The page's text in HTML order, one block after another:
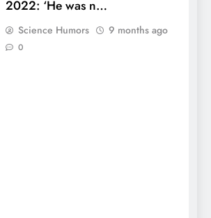
2022: ‘He was n…
Science Humors 9 months ago
0